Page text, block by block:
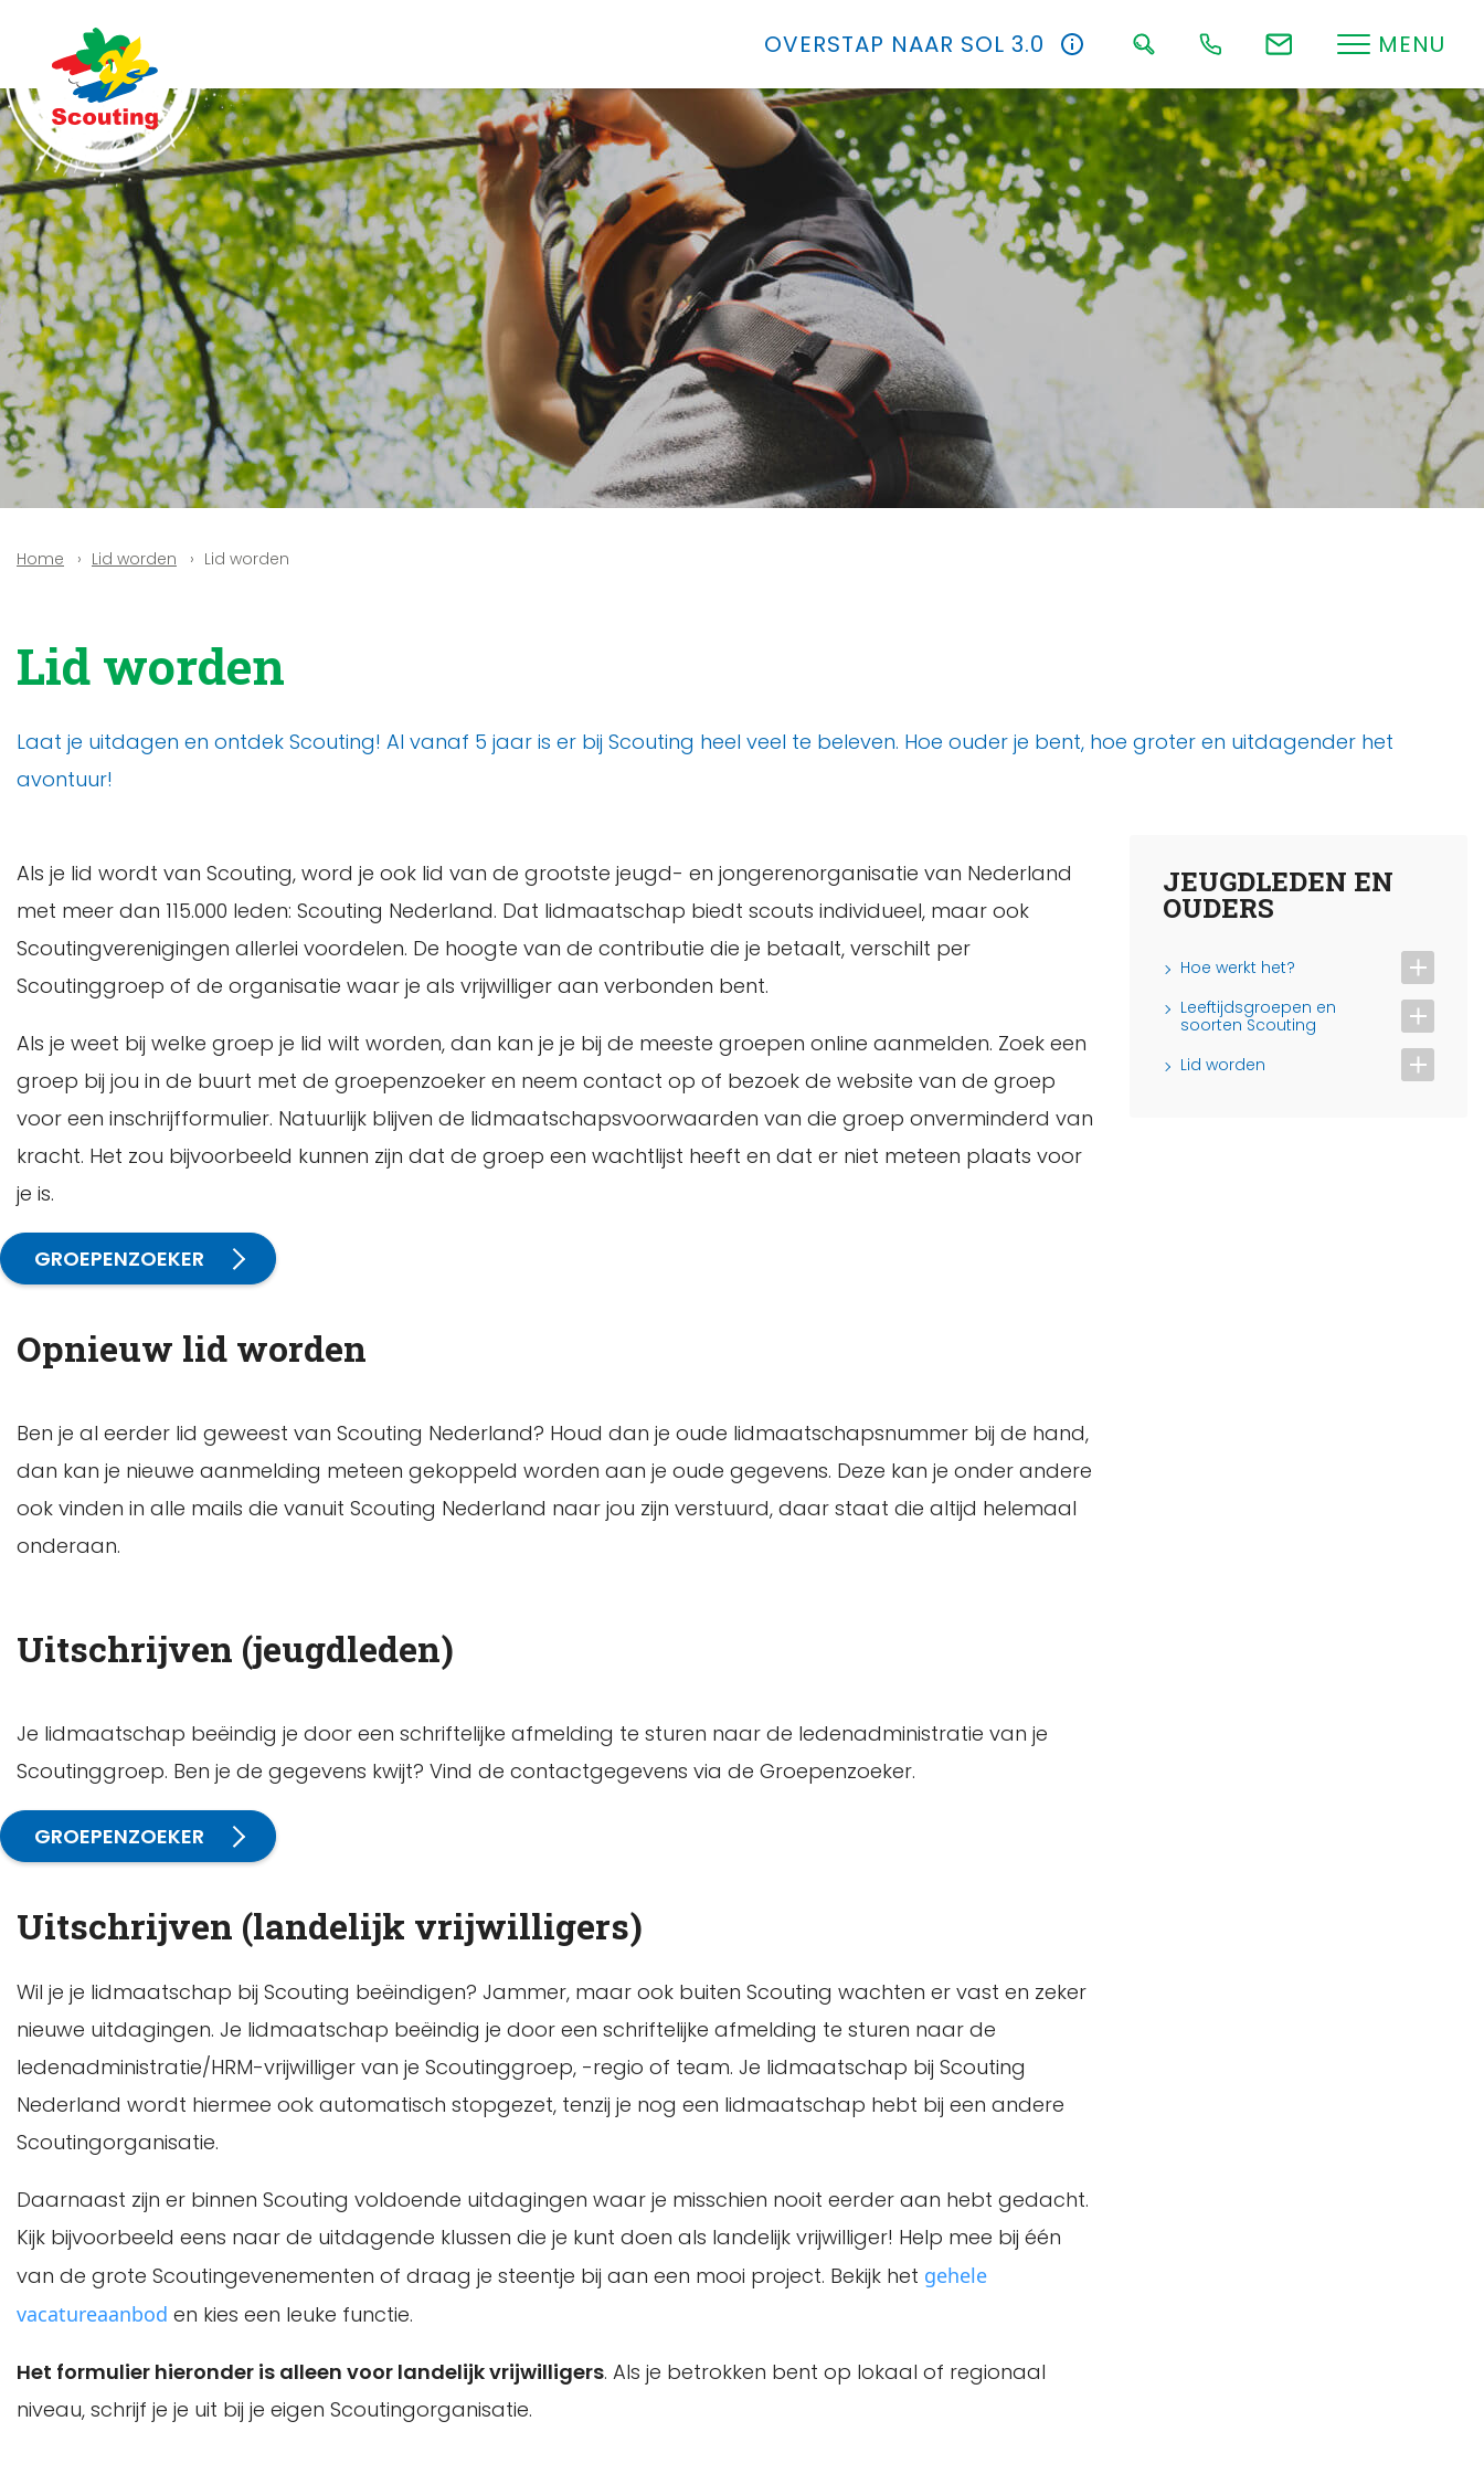
OVERSTAP NAAR SOL 3.0 MENU
Home Lid worden Lid worden
Lid worden
Laat je uitdagen en ontdek Scouting! Al vanaf 5 jaar is er bij Scouting heel veel te beleven. Hoe ouder je bent, hoe groter en uitdagender het
avontuur!
Als je lid wordt van Scouting, word je ook lid van de grootste jeugd- en jongerenorganisatie van Nederland
met meer dan 115.000 leden: Scouting Nederland. Dat lidmaatschap biedt scouts individueel, maar ook
Scoutingverenigingen allerlei voordelen. De hoogte van de contributie die je betaalt, verschilt per
Scoutinggroep of de organisatie waar je als vrijwilliger aan verbonden bent.
Als je weet bij welke groep je lid wilt worden, dan kan je je bij de meeste groepen online aanmelden. Zoek een
groep bij jou in de buurt met de groepenzoeker en neem contact op of bezoek de website van de groep
voor een inschrijfformulier. Natuurlijk blijven de lidmaatschapsvoorwaarden van die groep onverminderd van
kracht. Het zou bijvoorbeeld kunnen zijn dat de groep een wachtlijst heeft en dat er niet meteen plaats voor
je is.
GROEPENZOEKER
Opnieuw lid worden
Ben je al eerder lid geweest van Scouting Nederland? Houd dan je oude lidmaatschapsnummer bij de hand,
dan kan je nieuwe aanmelding meteen gekoppeld worden aan je oude gegevens. Deze kan je onder andere
ook vinden in alle mails die vanuit Scouting Nederland naar jou zijn verstuurd, daar staat die altijd helemaal
onderaan.
Uitschrijven (jeugdleden)
Je lidmaatschap beëindig je door een schriftelijke afmelding te sturen naar de ledenadministratie van je
Scoutinggroep. Ben je de gegevens kwijt? Vind de contactgegevens via de Groepenzoeker.
GROEPENZOEKER
Uitschrijven (landelijk vrijwilligers)
Wil je je lidmaatschap bij Scouting beëindigen? Jammer, maar ook buiten Scouting wachten er vast en zeker
nieuwe uitdagingen. Je lidmaatschap beëindig je door een schriftelijke afmelding te sturen naar de
ledenadministratie/HRM-vrijwilliger van je Scoutinggroep, -regio of team. Je lidmaatschap bij Scouting
Nederland wordt hiermee ook automatisch stopgezet, tenzij je nog een lidmaatschap hebt bij een andere
Scoutingorganisatie.
Daarnaast zijn er binnen Scouting voldoende uitdagingen waar je misschien nooit eerder aan hebt gedacht.
Kijk bijvoorbeeld eens naar de uitdagende klussen die je kunt doen als landelijk vrijwilliger! Help mee bij één
van de grote Scoutingevenementen of draag je steentje bij aan een mooi project. Bekijk het gehele
vacatureaanbod en kies een leuke functie.
Het formulier hieronder is alleen voor landelijk vrijwilligers. Als je betrokken bent op lokaal of regionaal
niveau, schrijf je je uit bij je eigen Scoutingorganisatie.
JEUGDLEDEN EN
OUDERS
Hoe werkt het?
Leeftijdsgroepen en
soorten Scouting
Lid worden